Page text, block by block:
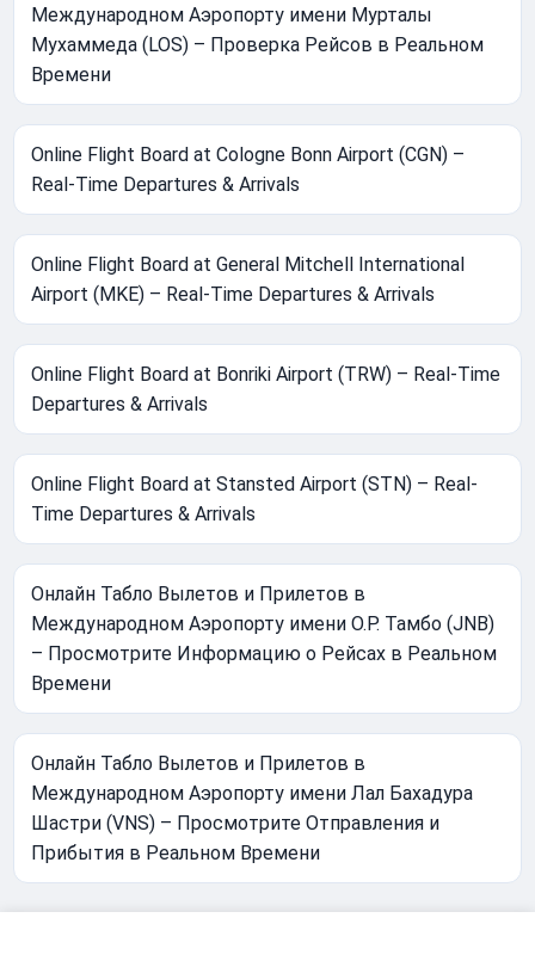
Международном Аэропорту имени Мурталы
Мухаммеда (LOS) – Проверка Рейсов в Реальном
Времени
Online Flight Board at Cologne Bonn Airport (CGN) –
Real-Time Departures & Arrivals
Online Flight Board at General Mitchell International
Airport (MKE) – Real-Time Departures & Arrivals
Online Flight Board at Bonriki Airport (TRW) – Real-Time
Departures & Arrivals
Online Flight Board at Stansted Airport (STN) – Real-
Time Departures & Arrivals
Онлайн Табло Вылетов и Прилетов в
Международном Аэропорту имени О.Р. Тамбо (JNB)
– Просмотрите Информацию о Рейсах в Реальном
Времени
Онлайн Табло Вылетов и Прилетов в
Международном Аэропорту имени Лал Бахадура
Шастри (VNS) – Просмотрите Отправления и
Прибытия в Реальном Времени